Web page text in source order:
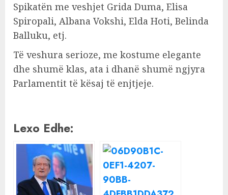
Spikatën me veshjet Grida Duma, Elisa
Spiropali, Albana Vokshi, Elda Hoti, Belinda
Balluku, etj.
Të veshura serioze, me kostume elegante
dhe shumë klas, ata i dhanë shumë ngjyra
Parlamentit të kësaj të enjtjeje.
Lexo Edhe: